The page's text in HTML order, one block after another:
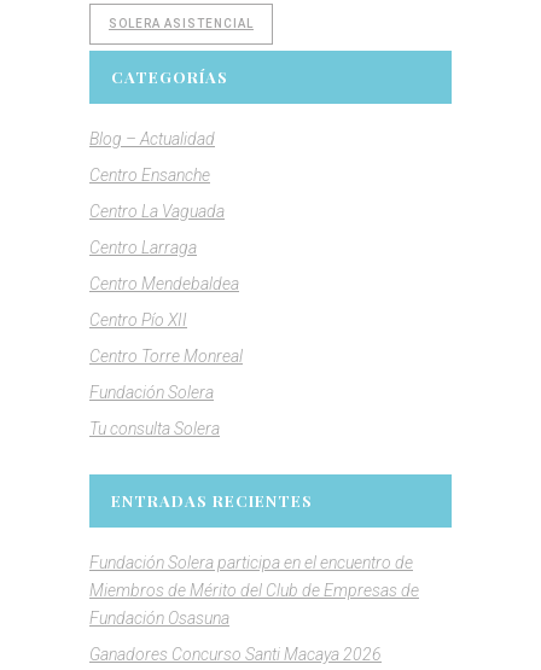
SOLERA ASISTENCIAL
CATEGORÍAS
Blog – Actualidad
Centro Ensanche
Centro La Vaguada
Centro Larraga
Centro Mendebaldea
Centro Pío XII
Centro Torre Monreal
Fundación Solera
Tu consulta Solera
ENTRADAS RECIENTES
Fundación Solera participa en el encuentro de
Miembros de Mérito del Club de Empresas de
Fundación Osasuna
Ganadores Concurso Santi Macaya 2026